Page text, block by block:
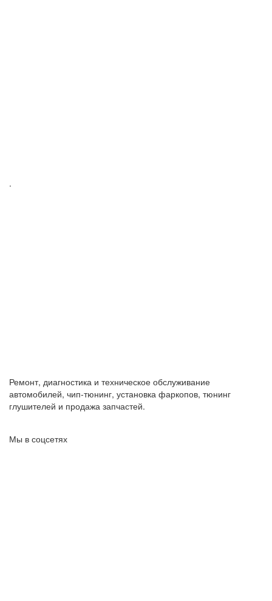
.
Ремонт, диагностика и техническое обслуживание
автомобилей, чип-тюнинг, установка фаркопов, тюнинг
глушителей и продажа запчастей.
Мы в соцсетях